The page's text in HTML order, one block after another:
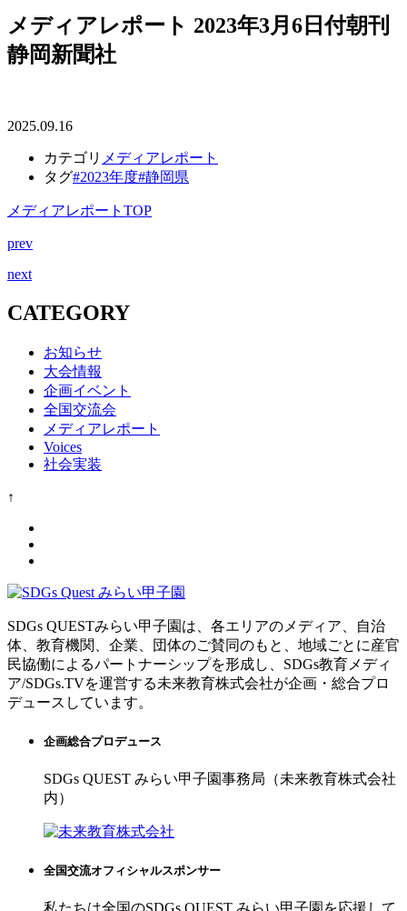
メディアレポート 2023年3月6日付朝刊
静岡新聞社
2025.09.16
カテゴリ メディアレポート
タグ#2023年度#静岡県
メディアレポートTOP
prev
next
CATEGORY
お知らせ
大会情報
企画イベント
全国交流会
メディアレポート
Voices
社会実装
↑
SDGs QUESTみらい甲子園は、各エリアのメディア、自治
体、教育機関、企業、団体のご賛同のもと、地域ごとに産官
民協働によるパートナーシップを形成し、SDGs教育メディ
ア/SDGs.TVを運営する未来教育株式会社が企画・総合プロ
デュースしています。
企画総合プロデュース
SDGs QUEST みらい甲子園事務局（未来教育株式会社
内）
全国交流オフィシャルスポンサー